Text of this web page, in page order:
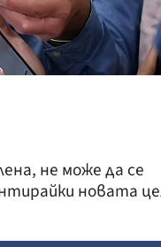
не може да се
новата